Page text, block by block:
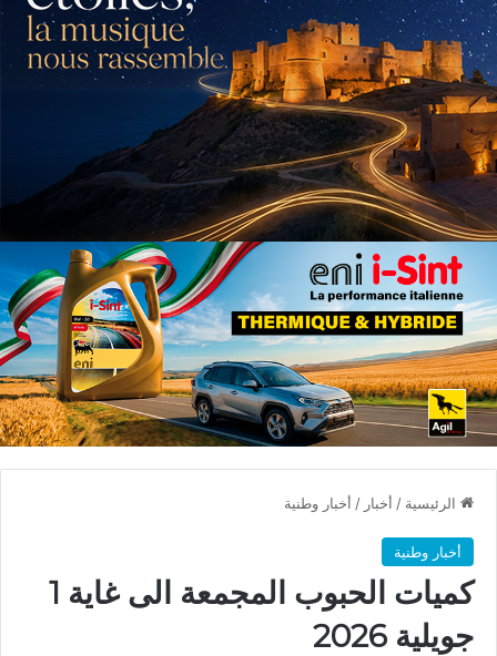
الرئيسية / أخبار / أخبار وطنية
أخبار وطنية
كميات الحبوب المجمعة الى غاية 1
جويلية 2026